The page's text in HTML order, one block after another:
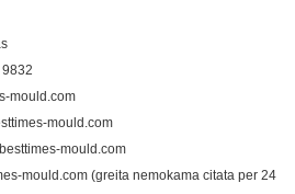
mould.com
mould.com
mould.com
mould.com (greita nemokama citata per 24